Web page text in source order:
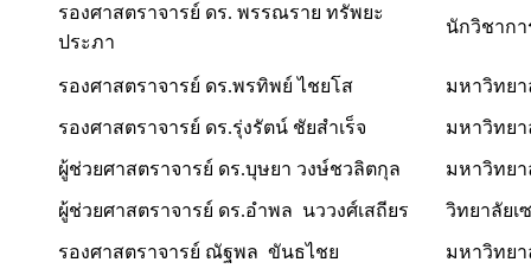
รองศาสตราจารย์ ดร. พรรณราย ทรัพยะ
ประภา
นักวิชากา
รองศาสตราจารย์ ดร.พรทิพย์ ไชยโส มหาวิทยา
รองศาสตราจารย์ ดร.รุ่งรัตน์ ชัยสำเร็จ มหาวิทย
ผู้ช่วยศาสตราจารย์ ดร.บุษยา วงษ์ชวลิตกุล มหาวิทย
ผู้ช่วยศาสตราจารย์ ดร.อำพล นววงศ์เสถียร วิทยาลัยเ
รองศาสตราจารย์ ณัฐพล ขันธไชย
มหา